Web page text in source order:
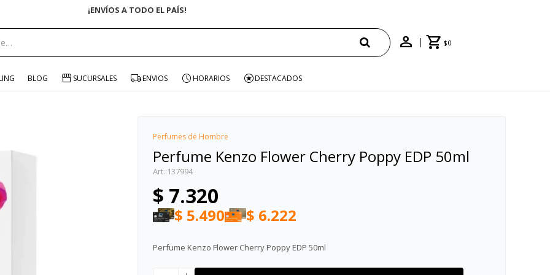
$0
BLOG SUCURSALES ENVIOS HORARIOS DESTACADOS
Perfumes de Hombre
Perfume Kenzo Flower Cherry Poppy EDP 50ml
137994
$ 7.320
$ 5.490 $ 6.222
Perfume Kenzo Flower Cherry Poppy EDP 50ml